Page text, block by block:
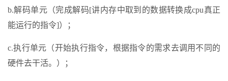
b.解码单元（完成解码[讲内存中取到的数据转换成cpu真正
能运行的指令]）；
c.执行单元（开始执行指令，根据指令的需求去调用不同的
硬件去干活。）；